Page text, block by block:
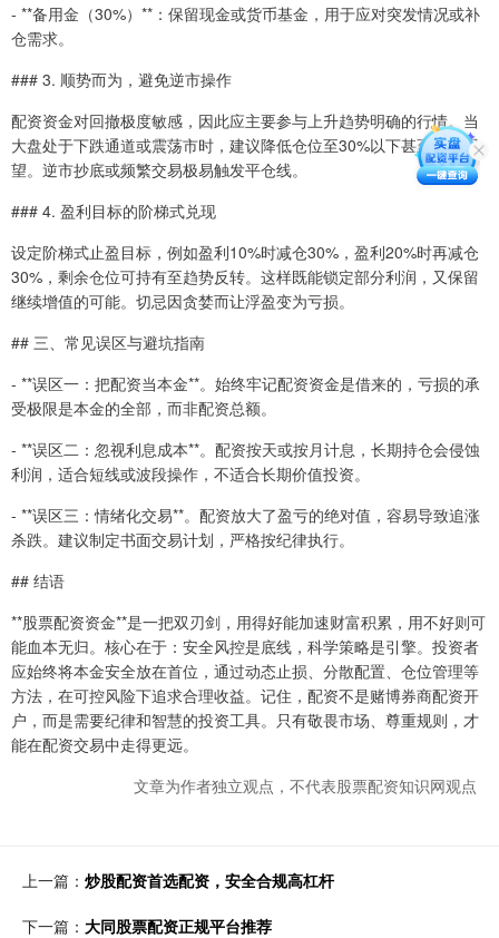
- **备用金（30%）**：保留现金或货币基金，用于应对突发情况或补
仓需求。
### 3. 顺势而为，避免逆市操作
配资资金对回撤极度敏感，因此应主要参与上升趋势明确的行情。当
大盘处于下跌通道或震荡市时，建议降低仓位至30%以下甚至空仓观
望。逆市抄底或频繁交易极易触发平仓线。
### 4. 盈利目标的阶梯式兑现
设定阶梯式止盈目标，例如盈利10%时减仓30%，盈利20%时再减仓
30%，剩余仓位可持有至趋势反转。这样既能锁定部分利润，又保留
继续增值的可能。切忌因贪婪而让浮盈变为亏损。
## 三、常见误区与避坑指南
- **误区一：把配资当本金**。始终牢记配资资金是借来的，亏损的承
受极限是本金的全部，而非配资总额。
- **误区二：忽视利息成本**。配资按天或按月计息，长期持仓会侵蚀
利润，适合短线或波段操作，不适合长期价值投资。
- **误区三：情绪化交易**。配资放大了盈亏的绝对值，容易导致追涨
杀跌。建议制定书面交易计划，严格按纪律执行。
## 结语
**股票配资资金**是一把双刃剑，用得好能加速财富积累，用不好则可
能血本无归。核心在于：安全风控是底线，科学策略是引擎。投资者
应始终将本金安全放在首位，通过动态止损、分散配置、仓位管理等
方法，在可控风险下追求合理收益。记住，配资不是赌博券商配资开
户，而是需要纪律和智慧的投资工具。只有敬畏市场、尊重规则，才
能在配资交易中走得更远。
文章为作者独立观点，不代表股票配资知识网观点
上一篇： 炒股配资首选配资，安全合规高杠杆
下一篇： 大同股票配资正规平台推荐